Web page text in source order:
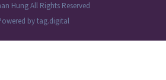
Hung All Rights Reserved
bytag.digital